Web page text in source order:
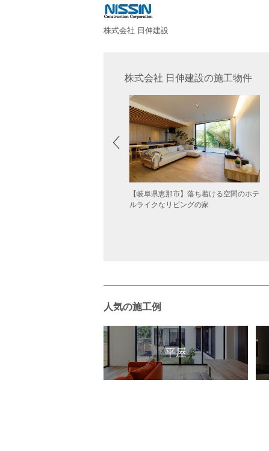
株式会社 日伸建設
株式会社 日伸建設の施工物件
【岐阜県恵那市】落ち着ける空間のホテ
ルライクなリビングの家
人気の施工例
平屋